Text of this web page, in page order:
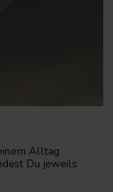
Alltag
Du jeweils